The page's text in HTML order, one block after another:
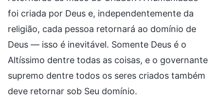
foi criada por Deus e, independentemente da
religião, cada pessoa retornará ao domínio de
Deus — isso é inevitável. Somente Deus é o
Altíssimo dentre todas as coisas, e o governante
supremo dentre todos os seres criados também
deve retornar sob Seu domínio.